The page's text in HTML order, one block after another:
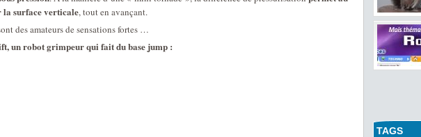
surface verticale, tout en avançant.
des amateurs de sensations fortes …
un robot grimpeur qui fait du base jump :
TAGS